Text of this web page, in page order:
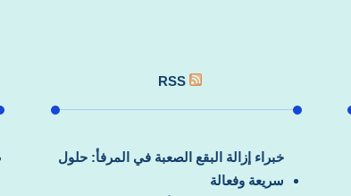
RSS
خبراء إزالة البقع الصعبة في المرفأ: حلول
سريعة وفعالة